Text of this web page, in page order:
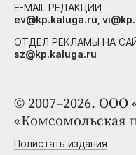
© 2007–2026. ООО
«Комсомольская
Полистать издания
E-MAIL РЕДАКЦИИ
ev@kp.kaluga.ru,
ОТДЕЛ РЕКЛАМЫ НА
sz@kp.kaluga.ru